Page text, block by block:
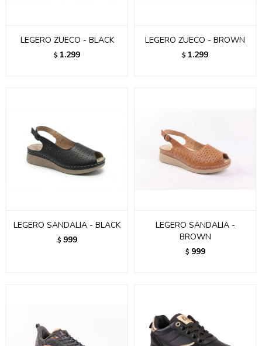
LEGERO ZUECO - BLACK
$ 1.299
LEGERO ZUECO - BROWN
$ 1.299
LEGERO SANDALIA - BLACK
$ 999
LEGERO SANDALIA -
BROWN
$ 999